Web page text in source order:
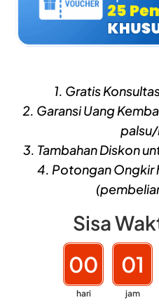
1. Gratis
2. Garansi Uang
3. Tambahan Diskon
4. Potongan Ongkir
Sisa
00
hari
01
jam